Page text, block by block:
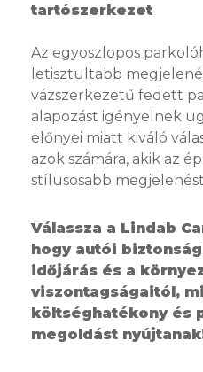
tartószerkezet
Az egyoszlopos
letisztultabb
vázszerkezetű fedett
alapozást igényelnek
előnyei miatt kiváló
azok számára, akik az
stílusosabb
Válassza a Lindab
hogy autói
időjárás és a
viszontagságaitól,
költséghatékony és
megoldást